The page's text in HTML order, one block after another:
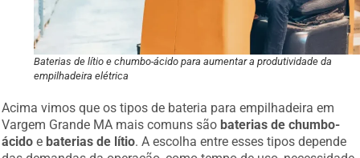
Baterias de lítio e chumbo-ácido para aumentar a produtividade da
empilhadeira elétrica
Acima vimos que os tipos de bateria para empilhadeira em
Vargem Grande MA mais comuns são baterias de chumbo-
ácido e baterias de lítio. A escolha entre esses tipos depende